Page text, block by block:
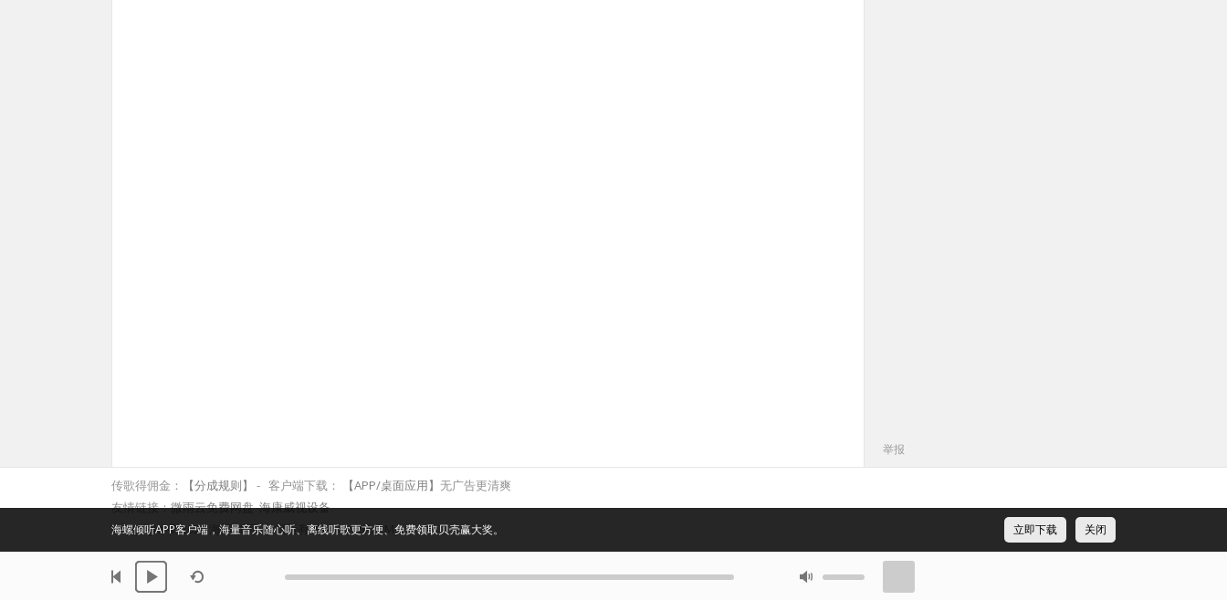
举报
传歌得佣金： 【分成规则】 客户端下载： 【APP/桌面应用】 无广告更清爽
友情链接：微雨云免费网盘 海康威视设备
Copyright © 2026 海螺倾听. 版权所有. Powered by Myxf.
海螺倾听APP客户端，海量音乐随心听、离线听歌更方便、免费领取贝壳赢大奖。 关闭
立即下载